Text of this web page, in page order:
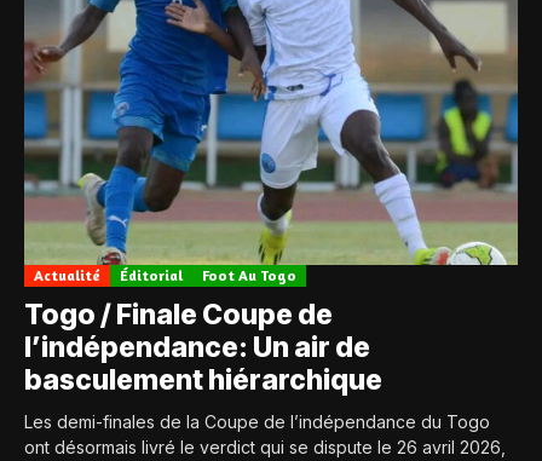
Actualité Éditorial Foot Au Togo
Togo / Finale Coupe de
l’indépendance: Un air de
basculement hiérarchique
Les demi-finales de la Coupe de l’indépendance du Togo
ont désormais livré le verdict qui se dispute le 26 avril 2026,